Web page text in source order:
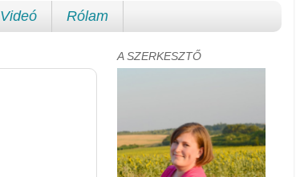
Videó Rólam
A SZERKESZTŐ